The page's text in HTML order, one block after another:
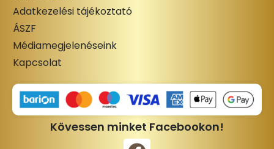
Adatkezelési tájékoztató
ÁSZF
Médiamegjelenéseink
Kapcsolat
Kövessen minket Facebookon!